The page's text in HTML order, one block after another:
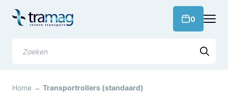
naar
0
Home → Transportrollers (standaard)